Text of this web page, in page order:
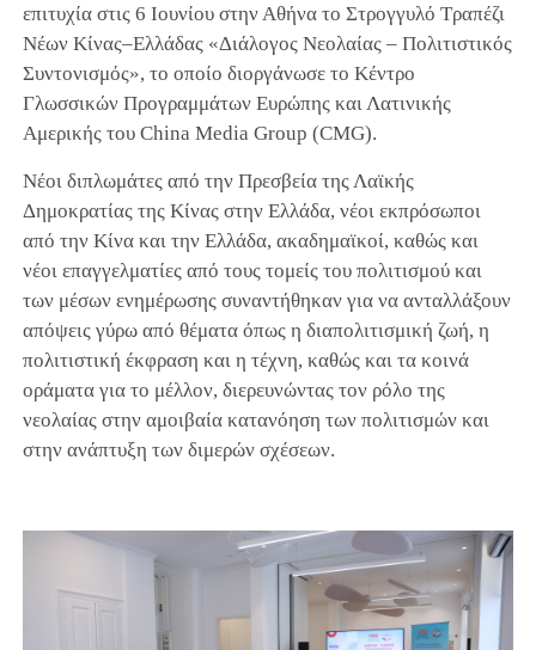
επιτυχία στις 6 Ιουνίου στην Αθήνα το Στρογγυλό Τραπέζι
Νέων Κίνας–Ελλάδας «Διάλογος Νεολαίας – Πολιτιστικός
Συντονισμός», το οποίο διοργάνωσε το Κέντρο
Γλωσσικών Προγραμμάτων Ευρώπης και Λατινικής
Αμερικής του China Media Group (CMG).
Νέοι διπλωμάτες από την Πρεσβεία της Λαϊκής
Δημοκρατίας της Κίνας στην Ελλάδα, νέοι εκπρόσωποι
από την Κίνα και την Ελλάδα, ακαδημαϊκοί, καθώς και
νέοι επαγγελματίες από τους τομείς του πολιτισμού και
των μέσων ενημέρωσης συναντήθηκαν για να ανταλλάξουν
απόψεις γύρω από θέματα όπως η διαπολιτισμική ζωή, η
πολιτιστική έκφραση και η τέχνη, καθώς και τα κοινά
οράματα για το μέλλον, διερευνώντας τον ρόλο της
νεολαίας στην αμοιβαία κατανόηση των πολιτισμών και
στην ανάπτυξη των διμερών σχέσεων.